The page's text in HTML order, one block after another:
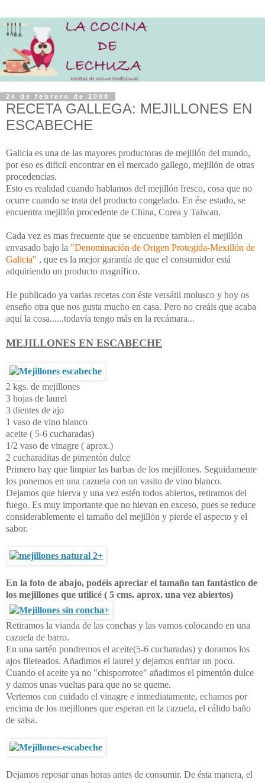
24 de febrero de 2008
RECETA GALLEGA: MEJILLONES EN
ESCABECHE
Galicia es una de las mayores productoras de mejillón del mundo,
por eso es dificil encontrar en el mercado gallego, mejillón de otras
procedencias.
Esto es realidad cuando hablamos del mejillón fresco, cosa que no
ocurre cuando se trata del producto congelado. En ése estado, se
encuentra mejillón procedente de China, Corea y Taiwan.
Cada vez es mas frecuente que se encuentre tambien el mejillón
envasado bajo la "Denominación de Origen Protegida-Mexillón de
Galicia" , que es la mejor garantía de que el consumidor está
adquiriendo un producto magnífico.
He publicado ya varias recetas con éste versátil molusco y hoy os
enseño otra que nos gusta mucho en casa. Pero no creáis que acaba
aquí la cosa......todavía tengo más en la recámara...
MEJILLONES EN ESCABECHE
2 kgs. de mejillones
3 hojas de laurel
3 dientes de ajo
1 vaso de vino blanco
aceite ( 5-6 cucharadas)
1/2 vaso de vinagre ( aprox.)
2 cucharaditas de pimentón dulce
Primero hay que limpiar las barbas de los mejillones. Seguidamente
los ponemos en una cazuela con un vasito de vino blanco.
Dejamos que hierva y una vez estén todos abiertos, retiramos del
fuego. Es muy importante que no hievan en exceso, pues se reduce
considerablemente el tamaño del mejillón y pierde el aspecto y el
sabor.
En la foto de abajo, podéis apreciar el tamaño tan fantástico de
los mejillones que utilicé ( 5 cms. aprox. una vez abiertos)
Retiramos la vianda de las conchas y las vamos colocando en una
cazuela de barro.
En una sartén pondremos el aceite(5-6 cucharadas) y doramos los
ajos fileteados. Añadimos el laurel y dejamos enfriar un poco.
Cuando el aceite ya no "chisporrotee" añadimos el pimentón dulce
y damos unas vueltas para que no se queme.
Vertemos con cuidado el vinagre e inmediatamente, echamos por
encima de los mejillones que esperan en la cazuela, el cálido baño
de salsa.
Dejamos reposar unas horas antes de consumir. De ésta manera, el